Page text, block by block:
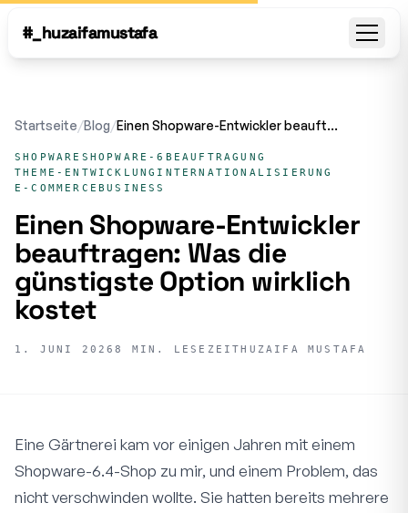
#_huzaifamustafa Open
Startseite/Blog/ Einen Shopware-Entwickler beauftragen: Was die günstigste Option wirklich kostet
SHOPWARE SHOPWARE-6 BEAUFTRAGUNG
THEME-ENTWICKLUNG INTERNATIONALISIERUNG
E-COMMERCE BUSINESS
Einen Shopware-Entwickler
beauftragen: Was die
günstigste Option wirklich
kostet
1. JUNI 20268 MIN. LESEZEITHUZAIFA MUSTAFA
Eine Gärtnerei kam vor einigen Jahren mit einem
Shopware-6.4-Shop zu mir, und einem Problem, das
nicht verschwinden wollte. Sie hatten bereits mehrere